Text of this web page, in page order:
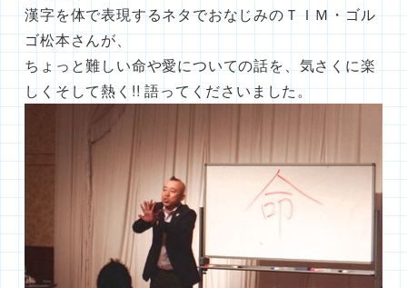
漢字を体で表現するネタでおなじみのＴＩＭ・ゴル
ゴ松本さんが、
ちょっと難しい命や愛についての話を、気さくに楽
しくそして熱く!! 語ってくださいました。